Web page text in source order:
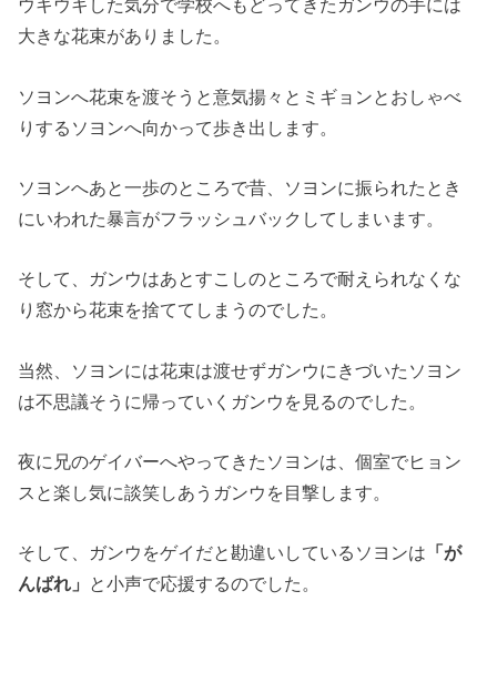
ウキウキした気分で学校へもどってきたガンウの手には
大きな花束がありました。
ソヨンへ花束を渡そうと意気揚々とミギョンとおしゃべ
りするソヨンへ向かって歩き出します。
ソヨンへあと一歩のところで昔、ソヨンに振られたとき
にいわれた暴言がフラッシュバックしてしまいます。
そして、ガンウはあとすこしのところで耐えられなくな
り窓から花束を捨ててしまうのでした。
当然、ソヨンには花束は渡せずガンウにきづいたソヨン
は不思議そうに帰っていくガンウを見るのでした。
夜に兄のゲイバーへやってきたソヨンは、個室でヒョン
スと楽し気に談笑しあうガンウを目撃します。
そして、ガンウをゲイだと勘違いしているソヨンは 「が
んばれ」 と小声で応援するのでした。